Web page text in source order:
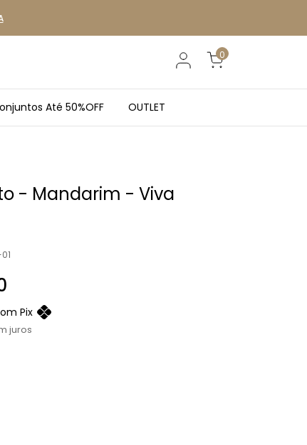
0
Até 50%OFF OUTLET
- Mandarim - Viva
Pix
juros